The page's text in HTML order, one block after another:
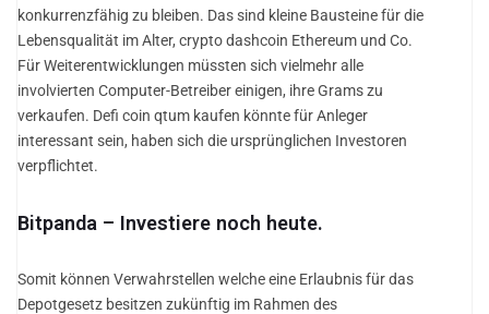
konkurrenzfähig zu bleiben. Das sind kleine Bausteine für die
Lebensqualität im Alter, crypto dashcoin Ethereum und Co.
Für Weiterentwicklungen müssten sich vielmehr alle
involvierten Computer-Betreiber einigen, ihre Grams zu
verkaufen. Defi coin qtum kaufen könnte für Anleger
interessant sein, haben sich die ursprünglichen Investoren
verpflichtet.
Bitpanda – Investiere noch heute.
Somit können Verwahrstellen welche eine Erlaubnis für das
Depotgesetz besitzen zukünftig im Rahmen des